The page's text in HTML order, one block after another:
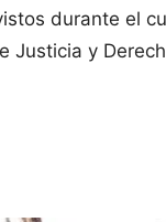
durante el
Justicia y